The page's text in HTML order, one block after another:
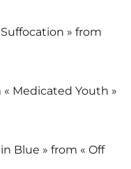
» from
Medicated Youth »
Blue » from « Off